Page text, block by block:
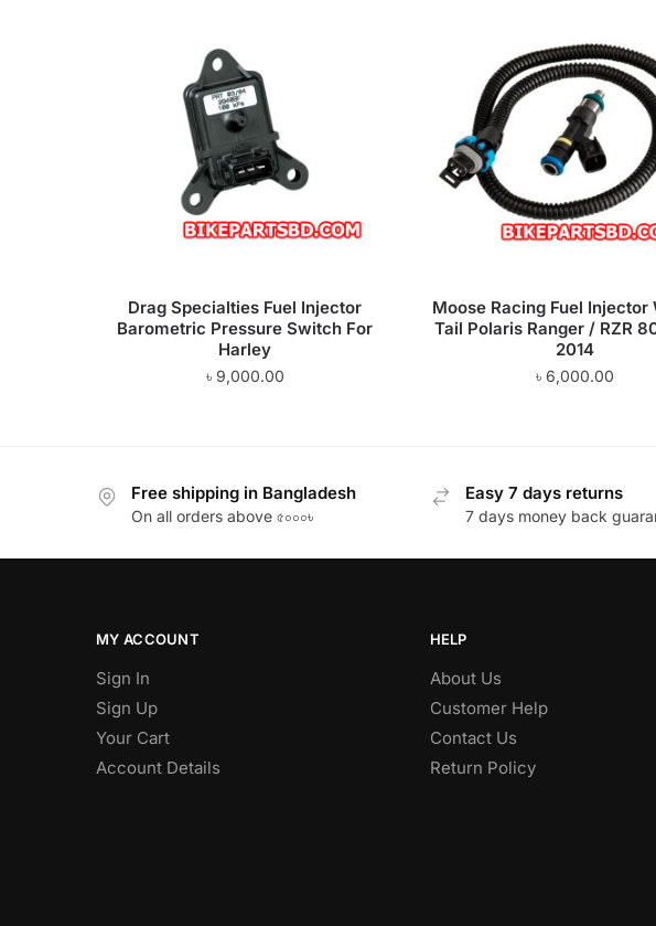
Drag Specialties Fuel Injector
Barometric Pressure Switch For
Harley
৳ 9,000.00
Moose Racing Fuel Injector
Tail Polaris Ranger / RZR
2014
৳6,000.00
Free shipping in Bangladesh
On all orders above ৫০০০৳
Easy 7 days returns
7 days money back
MY ACCOUNT
Sign In
Sign Up
Your Cart
Account Details
HELP
About Us
Customer Help
Contact Us
Return Policy